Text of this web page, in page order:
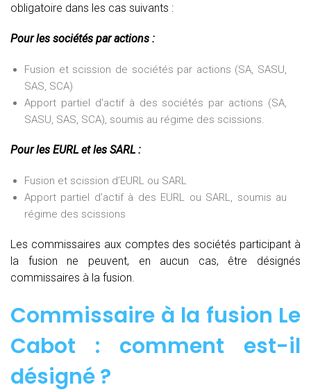
obligatoire dans les cas suivants :
Pour les sociétés par actions :
Fusion et scission de sociétés par actions (SA, SASU,
SAS, SCA)
Apport partiel d’actif à des sociétés par actions (SA,
SASU, SAS, SCA), soumis au régime des scissions.
Pour les EURL et les SARL :
Fusion et scission d’EURL ou SARL
Apport partiel d’actif à des EURL ou SARL, soumis au
régime des scissions
Les commissaires aux comptes des sociétés participant à
la fusion ne peuvent, en aucun cas, être désignés
commissaires à la fusion.
Commissaire à la fusion Le
Cabot : comment est-il
désigné ?